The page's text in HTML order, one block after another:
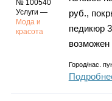
№ 100540
Услуги —
Мода и
красота
руб.,
педикюр
Город/нас.